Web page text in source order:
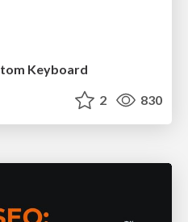
Keyboard
2 830